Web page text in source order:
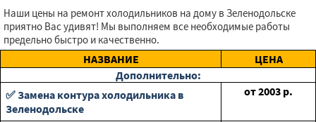
Наши цены на ремонт холодильников на дому в Зеленодольске
приятно Вас удивят! Мы выполняем все необходимые работы
предельно быстро и качественно.
НАЗВАНИЕ
ЦЕНА
Дополнительно:
✅ Замена контура холодильника в
Зеленодольске
от2003 р.